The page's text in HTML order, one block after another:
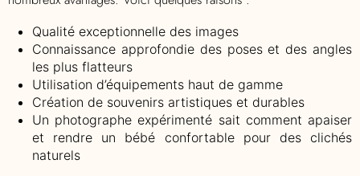
Qualité exceptionnelle des images
Connaissance approfondie des poses et des angles
les plus flatteurs
Utilisation d’équipements haut de gamme
Création de souvenirs artistiques et durables
Un photographe expérimenté sait comment apaiser
et rendre un bébé confortable pour des clichés
naturels